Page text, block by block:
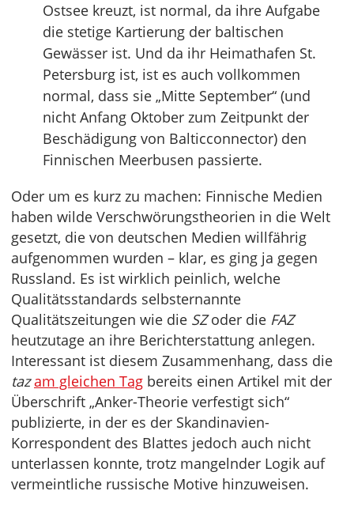
Ostsee kreuzt, ist normal, da ihre Aufgabe
die stetige Kartierung der baltischen
Gewässer ist. Und da ihr Heimathafen St.
Petersburg ist, ist es auch vollkommen
normal, dass sie „Mitte September“ (und
nicht Anfang Oktober zum Zeitpunkt der
Beschädigung von Balticconnector) den
Finnischen Meerbusen passierte.
Oder um es kurz zu machen: Finnische Medien
haben wilde Verschwörungstheorien in die Welt
gesetzt, die von deutschen Medien willfährig
aufgenommen wurden – klar, es ging ja gegen
Russland. Es ist wirklich peinlich, welche
Qualitätsstandards selbsternannte
Qualitätszeitungen wie die SZoder die FAZ
heutzutage an ihre Berichterstattung anlegen.
Interessant ist diesem Zusammenhang, dass die
taz am gleichen Tag bereits einen Artikel mit der
Überschrift „Anker-Theorie verfestigt sich“
publizierte, in der es der Skandinavien-
Korrespondent des Blattes jedoch auch nicht
unterlassen konnte, trotz mangelnder Logik auf
vermeintliche russische Motive hinzuweisen.